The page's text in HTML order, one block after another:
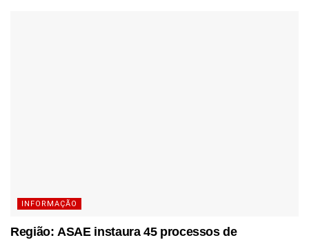
INFORMAÇÃO
Região: ASAE instaura 45 processos de